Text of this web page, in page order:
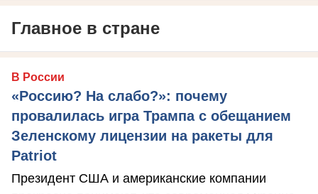
Главное в стране
В России
«Россию? На слабо?»: почему
провалилась игра Трампа с обещанием
Зеленскому лицензии на ракеты для
Patriot
Президент США и американские компании